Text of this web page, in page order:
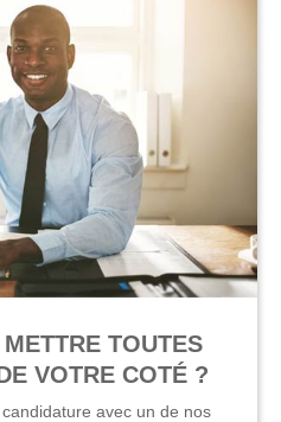
TOUTES
VOTRE COTÉ ?
avec un de nos